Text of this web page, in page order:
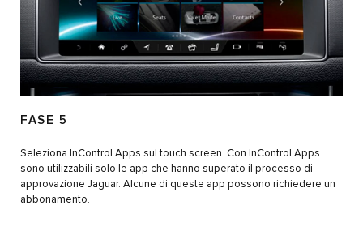
FASE 5
Seleziona InControl Apps sul touch screen. Con InControl Apps
sono utilizzabili solo le app che hanno superato il processo di
approvazione Jaguar. Alcune di queste app possono richiedere un
abbonamento.